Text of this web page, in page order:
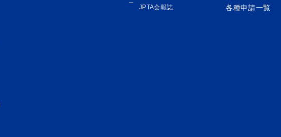
JPTA会報誌
各種申請一覧